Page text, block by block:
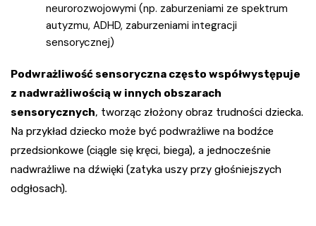
neurorozwojowymi (np. zaburzeniami ze spektrum
autyzmu, ADHD, zaburzeniami integracji
sensorycznej)
Podwrażliwość sensoryczna często współwystępuje
z nadwrażliwością w innych obszarach
sensorycznych, tworząc złożony obraz trudności dziecka.
Na przykład dziecko może być podwrażliwe na bodźce
przedsionkowe (ciągle się kręci, biega), a jednocześnie
nadwrażliwe na dźwięki (zatyka uszy przy głośniejszych
odgłosach).